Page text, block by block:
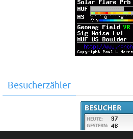
Besucherzähler